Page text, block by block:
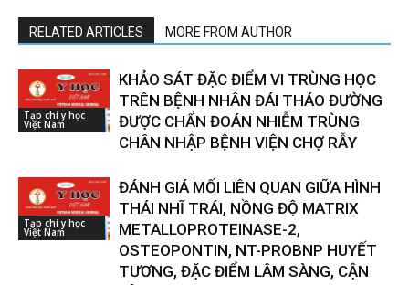
RELATED ARTICLES MORE FROM AUTHOR
Tạp chí y học
Việt Nam
KHẢO SÁT ĐẶC ĐIỂM VI TRÙNG HỌC
TRÊN BỆNH NHÂN ĐÁI THÁO ĐƯỜNG
ĐƯỢC CHẨN ĐOÁN NHIỄM TRÙNG
CHÂN NHẬP BỆNH VIỆN CHỢ RẪY
Tạp chí y học
Việt Nam
ĐÁNH GIÁ MỐI LIÊN QUAN GIỮA HÌNH
THÁI NHĨ TRÁI, NỒNG ĐỘ MATRIX
METALLOPROTEINASE-2,
OSTEOPONTIN, NT-PROBNP HUYẾT
TƯƠNG, ĐẶC ĐIỂM LÂM SÀNG, CẬN